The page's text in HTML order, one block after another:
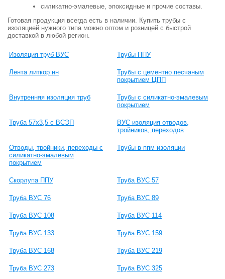
силикатно-эмалевые, эпоксидные и прочие составы.
Готовая продукция всегда есть в наличии. Купить трубы с
изоляцией нужного типа можно оптом и розницей с быстрой
доставкой в любой регион.
Изоляция труб ВУС Трубы ППУ
Лента литкор нн
Трубы с цементно песчаным
покрытием ЦПП
Внутренняя изоляция труб
Трубы с силикатно-эмалевым
покрытием
Труба 57х3,5 с ВСЭП
ВУС изоляция отводов,
тройников, переходов
Отводы, тройники, переходы с
силикатно-эмалевым
покрытием
Трубы в ппм изоляции
Скорлупа ППУ Труба ВУС 57
Труба ВУС 76 Труба ВУС 89
Труба ВУС 108 Труба ВУС 114
Труба ВУС 133 Труба ВУС 159
Труба ВУС 168 Труба ВУС 219
Труба ВУС 273 Труба ВУС 325